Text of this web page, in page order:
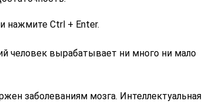
нажмите Ctrl + Enter.
человек вырабатывает ни много ни мало
заболеваниям мозга. Интеллектуальная